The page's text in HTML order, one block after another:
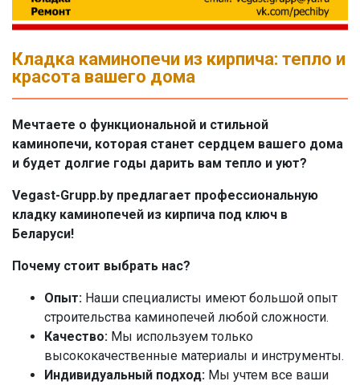
Кладка каминопечи из кирпича: тепло и
красота вашего дома
Мечтаете о функциональной и стильной
каминопечи, которая станет сердцем вашего дома
и будет долгие годы дарить вам тепло и уют?
Vegast-Grupp.by предлагает профессиональную
кладку каминопечей из кирпича под ключ в
Беларуси!
Почему стоит выбрать нас?
Опыт: Наши специалисты имеют большой опыт
строительства каминопечей любой сложности.
Качество: Мы используем только
высококачественные материалы и инструменты.
Индивидуальный подход: Мы учтем все ваши